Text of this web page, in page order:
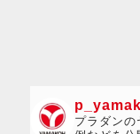
プラダン